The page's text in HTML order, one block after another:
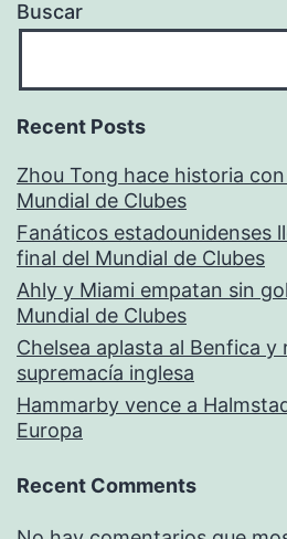
Buscar
Recent Posts
Zhou Tong hace historia
Mundial de Clubes
Fanáticos estadounidenses
final del Mundial de Clubes
Ahly y Miami empatan sin
Mundial de Clubes
Chelsea aplasta al Benfica y
supremacía inglesa
Hammarby vence a
Europa
Recent Comments